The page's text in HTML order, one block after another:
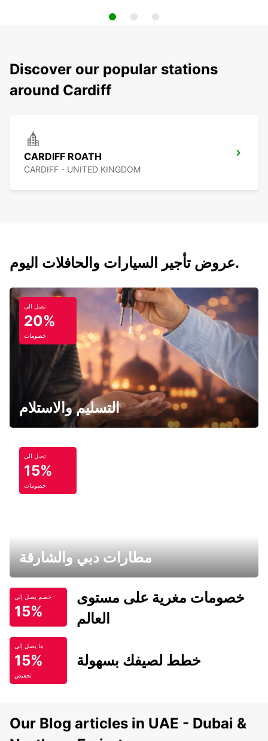
Discover our popular stations
around Cardiff
CARDIFF ROATH
CARDIFF - UNITED KINGDOM
عروض تأجير السيارات والحافلات اليوم.
تصل الى
20%
خصومات
التسليم والاستلام
تصل الى
15%
خصومات
مطارات دبي والشارقة
خصم يصل إلى
15%
خصومات مغرية على مستوى
العالم
ما يصل إلى
15%
تخفيض
خطط لصيفك بسهولة
Our Blog articles in UAE - Dubai &